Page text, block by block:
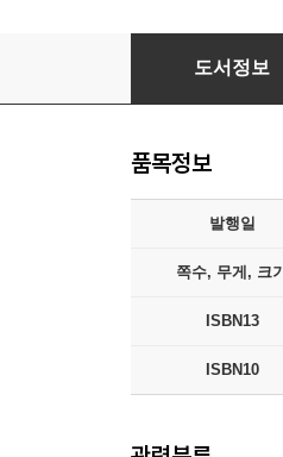
아무튼, 여름
도서정보
품목정보
발행일
쪽수, 무게, 크기
ISBN13
ISBN10